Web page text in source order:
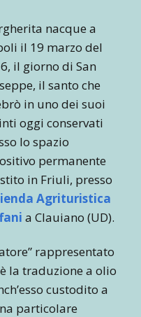
nacque a
il 19 marzo del
il giorno di San
il santo che
in uno dei suoi
oggi conservati
lo spazio
permanente
in Friuli, presso
Agrituristica
a Clauiano (UD).
rappresentato
la traduzione a olio
custodito a
particolare